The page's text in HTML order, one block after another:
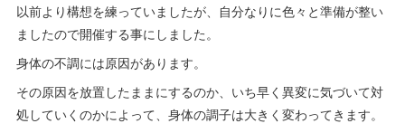
以前より構想を練っていましたが、自分なりに色々と準備が整い
ましたので開催する事にしました。
身体の不調には原因があります。
その原因を放置したままにするのか、いち早く異変に気づいて対
処していくのかによって、身体の調子は大きく変わってきます。